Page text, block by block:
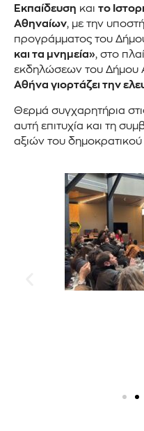
Εκπαίδευση και το
Αθηναίων, με την
προγράμματος του
και τα μνημεία», στο
εκδηλώσεων του Δήμου
Αθήνα γιορτάζει την
Θερμά συγχαρητήρια
αυτή επιτυχία και τη
αξιών του